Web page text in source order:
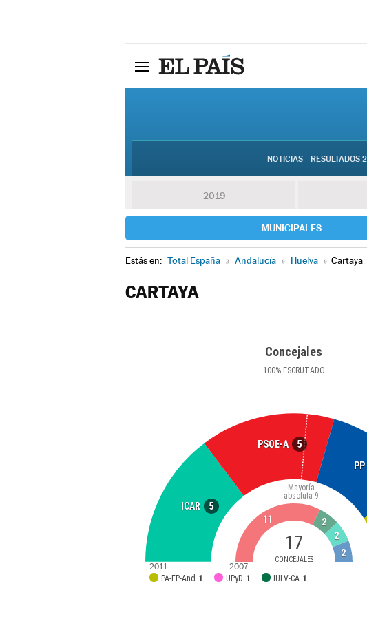
NOTICIAS RESULTADOS
2019
MUNICIPALES
Estás en: Total España » Andalucía » Huelva » Cartaya
CARTAYA
Concejales
100%ESCRUTADO
ICAR 5
PSOE-A 5
PP
17
CONCEJALES
Mayoría
absoluta 9
PA-EP-And 1 UPyD 1 IULV-CA 1
11
2
2
2
2011 2007